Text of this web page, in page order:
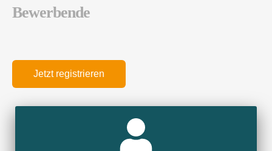
Bewerbende
Jetzt registrieren